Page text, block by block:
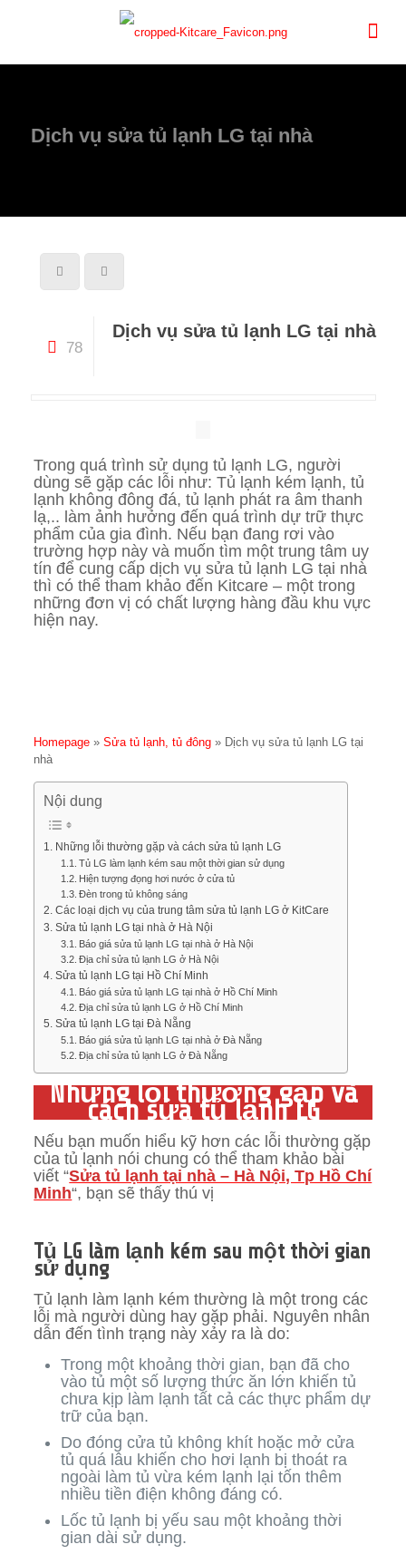
Dịch vụ sửa tủ lạnh LG tại nhà
78
Dịch vụ sửa tủ lạnh LG tại nhà
Trong quá trình sử dụng tủ lạnh LG, người
dùng sẽ gặp các lỗi như: Tủ lạnh kém lạnh, tủ
lạnh không đông đá, tủ lạnh phát ra âm thanh
lạ,.. làm ảnh hưởng đến quá trình dự trữ thực
phẩm của gia đình. Nếu bạn đang rơi vào
trường hợp này và muốn tìm một trung tâm uy
tín để cung cấp dịch vụ sửa tủ lạnh LG tại nhà
thì có thể tham khảo đến Kitcare – một trong
những đơn vị có chất lượng hàng đầu khu vực
hiện nay.
Homepage »Sửa tủ lạnh, tủ đông » Dịch vụ sửa tủ lạnh LG tại
nhà
Nội dung
Những lỗi thường gặp và cách sửa tủ lạnh LG
Tủ LG làm lạnh kém sau một thời gian sử dụng
Hiện tượng đọng hơi nước ở cửa tủ
Đèn trong tủ không sáng
Các loại dịch vụ của trung tâm sửa tủ lạnh LG ở KitCare
Sửa tủ lạnh LG tại nhà ở Hà Nội
Báo giá sửa tủ lạnh LG tại nhà ở Hà Nội
Địa chỉ sửa tủ lạnh LG ở Hà Nội
Sửa tủ lạnh LG tại Hồ Chí Minh
Báo giá sửa tủ lạnh LG tại nhà ở Hồ Chí Minh
Địa chỉ sửa tủ lạnh LG ở Hồ Chí Minh
Sửa tủ lạnh LG tại Đà Nẵng
Báo giá sửa tủ lạnh LG tại nhà ở Đà Nẵng
Địa chỉ sửa tủ lạnh LG ở Đà Nẵng
Những lỗi thường gặp và
cách sửa tủ lạnh LG
Nếu bạn muốn hiểu kỹ hơn các lỗi thường gặp
của tủ lạnh nói chung có thể tham khảo bài
viết “Sửa tủ lạnh tại nhà – Hà Nội, Tp Hồ Chí
Minh“, bạn sẽ thấy thú vị
Tủ LG làm lạnh kém sau một thời gian
sử dụng
Tủ lạnh làm lạnh kém thường là một trong các
lỗi mà người dùng hay gặp phải. Nguyên nhân
dẫn đến tình trạng này xảy ra là do:
Trong một khoảng thời gian, bạn đã cho
vào tủ một số lượng thức ăn lớn khiến tủ
chưa kịp làm lạnh tất cả các thực phẩm dự
trữ của bạn.
Do đóng cửa tủ không khít hoặc mở cửa
tủ quá lâu khiến cho hơi lạnh bị thoát ra
ngoài làm tủ vừa kém lạnh lại tốn thêm
nhiều tiền điện không đáng có.
Lốc tủ lạnh bị yếu sau một khoảng thời
gian dài sử dụng.